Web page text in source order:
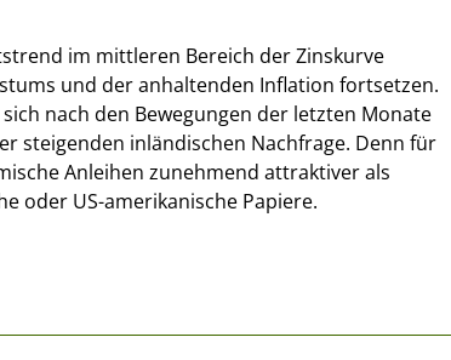
im mittleren Bereich der Zinskurve
und der anhaltenden Inflation fortsetzen.
nach den Bewegungen der letzten Monate
steigenden inländischen Nachfrage. Denn für
Anleihen zunehmend attraktiver als
oder US-amerikanische Papiere.